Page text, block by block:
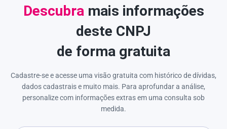
Descubramais informações
deste CNPJ
de forma gratuita
Cadastre-se e acesse uma visão gratuita com histórico de dívidas,
dados cadastrais e muito mais. Para aprofundar a análise,
personalize com informações extras em uma consulta sob
medida.